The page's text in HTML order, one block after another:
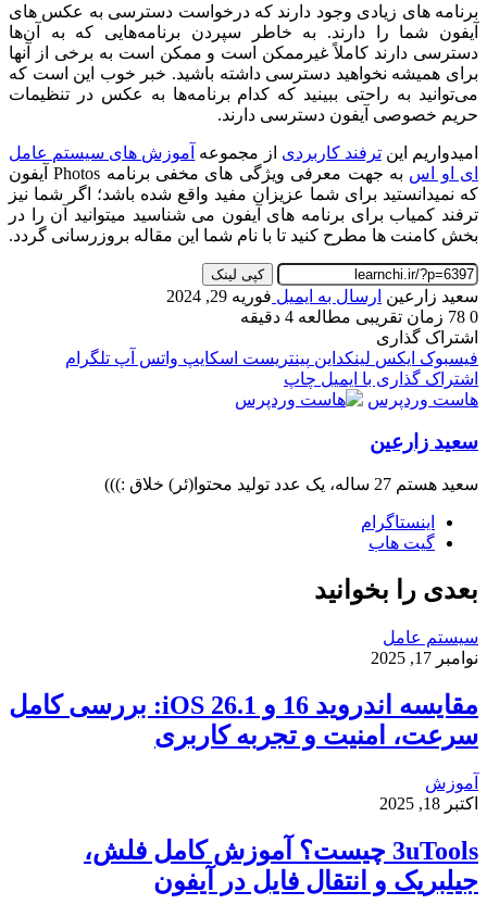
برنامه های زیادی وجود دارند که درخواست دسترسی به عکس های
آیفون شما را دارند. به خاطر سپردن برنامه‌هایی که به آن‌ها
دسترسی دارند کاملاً غیرممکن است و ممکن است به برخی از آنها
برای همیشه نخواهید دسترسی داشته باشید. خبر خوب این است که
می‌توانید به راحتی ببینید که کدام برنامه‌ها به عکس در تنظیمات
حریم خصوصی آیفون دسترسی دارند.
امیدواریم اینترفند کاربردی از مجموعه آموزش های سیستم عامل
ای او اس
به جهت معرفی ویژگی های مخفی برنامه Photos آیفون
که نمیدانستید برای شما عزیزان مفید واقع شده باشد؛ اگر شما نیز
ترفند کمیاب برای برنامه های آیفون می شناسید میتوانید آن را در
بخش کامنت ها مطرح کنید تا با نام شما این مقاله بروزرسانی گردد.
کپی لینک
سعید زارعین ارسال به ایمیل فوریه 29, 2024
0
زمان تقریبی مطالعه 4 دقیقه
اشتراک گذاری
فیسبوک ایکس لینکداین پینتریست اسکایپ واتس آپ تلگرام
اشتراک گذاری با ایمیل چاپ
هاست وردپرس
سعید زارعین
سعید هستم 27 ساله، یک عدد تولید محتوا(ئر) خلاق :)))
اینستاگرام
گیت ‌هاب
بعدی را بخوانید
سیستم عامل
نوامبر 17, 2025
مقایسه اندروید 16 و iOS 26.1: بررسی کامل
سرعت، امنیت و تجربه کاربری
آموزش
اکتبر 18, 2025
3uTools چیست؟ آموزش کامل فلش،
جیلبریک و انتقال فایل در آیفون